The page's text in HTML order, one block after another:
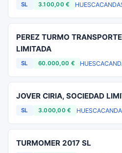
SL 3.100,00 € HUESCA
PEREZ TURMO
LIMITADA
SL 60.000,00 € HUESCA
JOVER CIRIA, SOCIEDAD
SL 3.000,00 € HUESCA
TURMOMER 2017 SL